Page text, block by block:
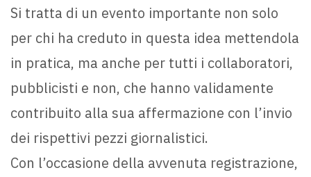
Si tratta di un evento importante non solo
per chi ha creduto in questa idea mettendola
in pratica, ma anche per tutti i collaboratori,
pubblicisti e non, che hanno validamente
contribuito alla sua affermazione con l’invio
dei rispettivi pezzi giornalistici.
Con l’occasione della avvenuta registrazione,